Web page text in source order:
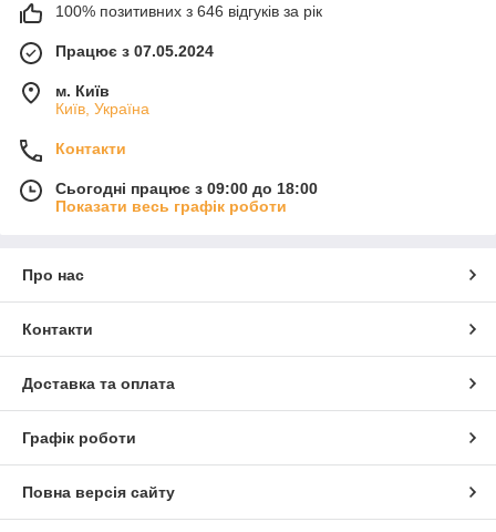
100% позитивних з 646 відгуків за рік
Працює з 07.05.2024
м. Київ
Київ, Україна
Контакти
Сьогодні працює з 09:00 до 18:00
Показати весь графік роботи
Про нас
Контакти
Доставка та оплата
Графік роботи
Повна версія сайту